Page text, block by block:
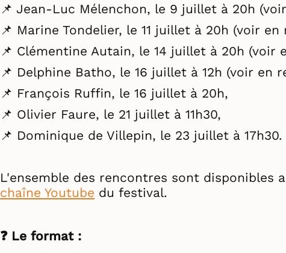
📌 Jean-Luc Mélenchon, le 9 juillet à 20h (
📌 Marine Tondelier, le 11 juillet à 20h (voir en
📌 Clémentine Autain, le 14 juillet à 20h (voir
📌 Delphine Batho, le 16 juillet à 12h (voir en
📌 François Ruffin, le 16 juillet à 20h,
📌 Olivier Faure, le 21 juillet à 11h30,
📌 Dominique de Villepin, le 23 juillet à 17h30.
L'ensemble des rencontres sont disponibles
chaîne Youtube du festival.
❓ Le format :